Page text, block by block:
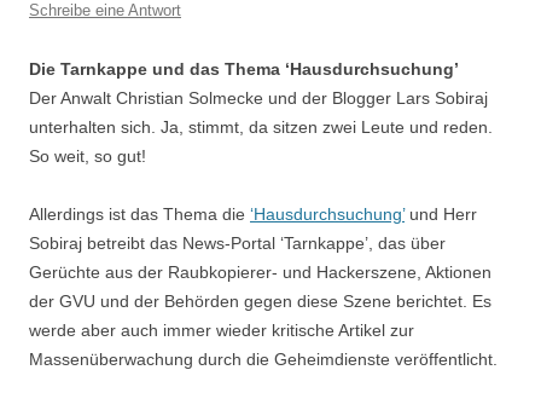
Schreibe eine Antwort
Die Tarnkappe und das Thema ‘Hausdurchsuchung’
Der Anwalt Christian Solmecke und der Blogger Lars Sobiraj
unterhalten sich. Ja, stimmt, da sitzen zwei Leute und reden.
So weit, so gut!
Allerdings ist das Thema die ‘Hausdurchsuchung’und Herr
Sobiraj betreibt das News-Portal ‘Tarnkappe’, das über
Gerüchte aus der Raubkopierer- und Hackerszene, Aktionen
der GVU und der Behörden gegen diese Szene berichtet. Es
werde aber auch immer wieder kritische Artikel zur
Massenüberwachung durch die Geheimdienste veröffentlicht.